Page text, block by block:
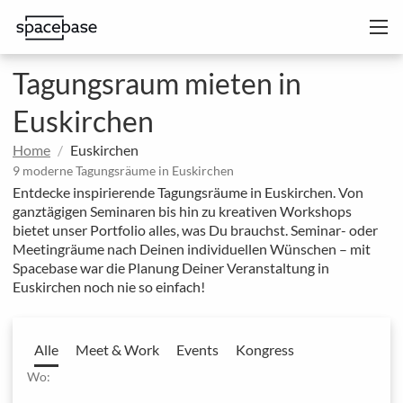
Tagungsraum mieten in
Euskirchen
Home Euskirchen
9 moderne Tagungsräume in Euskirchen
Entdecke inspirierende Tagungsräume in Euskirchen. Von
ganztägigen Seminaren bis hin zu kreativen Workshops
bietet unser Portfolio alles, was Du brauchst. Seminar- oder
Meetingräume nach Deinen individuellen Wünschen – mit
Spacebase war die Planung Deiner Veranstaltung in
Euskirchen noch nie so einfach!
Alle Meet & Work Events Kongress
Wo: